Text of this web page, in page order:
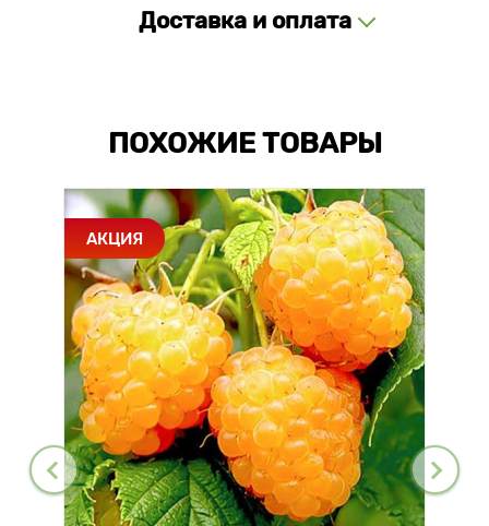
Доставка и оплата
ПОХОЖИЕ ТОВАРЫ
АКЦИЯ